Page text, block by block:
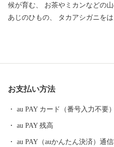
候が育む、 お茶やミカンなどの
あじのひもの、 タカアシガニを
元名産の品を数多く取り揃えま
お支払い方法
au PAY カード（番号入力不要）
au PAY 残高
au PAY（auかんたん決済）通